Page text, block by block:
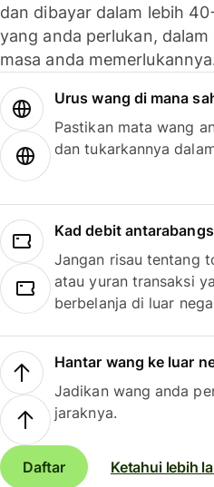
dan dibayar dalam lebih
yang anda perlukan,
masa anda
Urus wang di mana
Pastikan mata wang
dan tukarkannya
Kad debit
Jangan risau tentang
atau yuran transaksi
berbelanja di luar
Hantar wang ke luar
Jadikan wang anda
jaraknya.
Daftar Ketahui lebih